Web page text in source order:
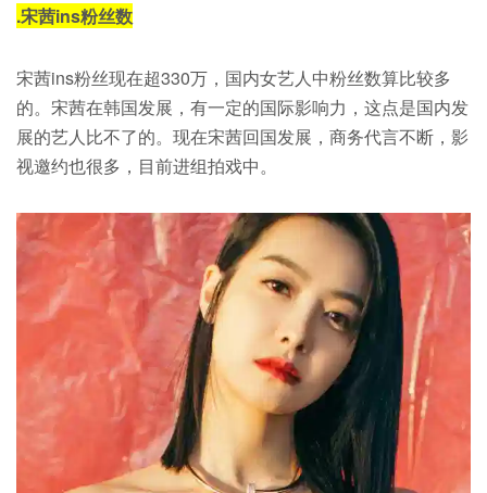
.宋茜ins粉丝数
宋茜ins粉丝现在超330万，国内女艺人中粉丝数算比较多
的。宋茜在韩国发展，有一定的国际影响力，这点是国内发
展的艺人比不了的。现在宋茜回国发展，商务代言不断，影
视邀约也很多，目前进组拍戏中。